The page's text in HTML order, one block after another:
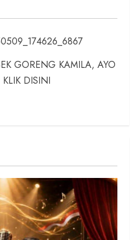
GORENG KAMILA, AYO
DISINI